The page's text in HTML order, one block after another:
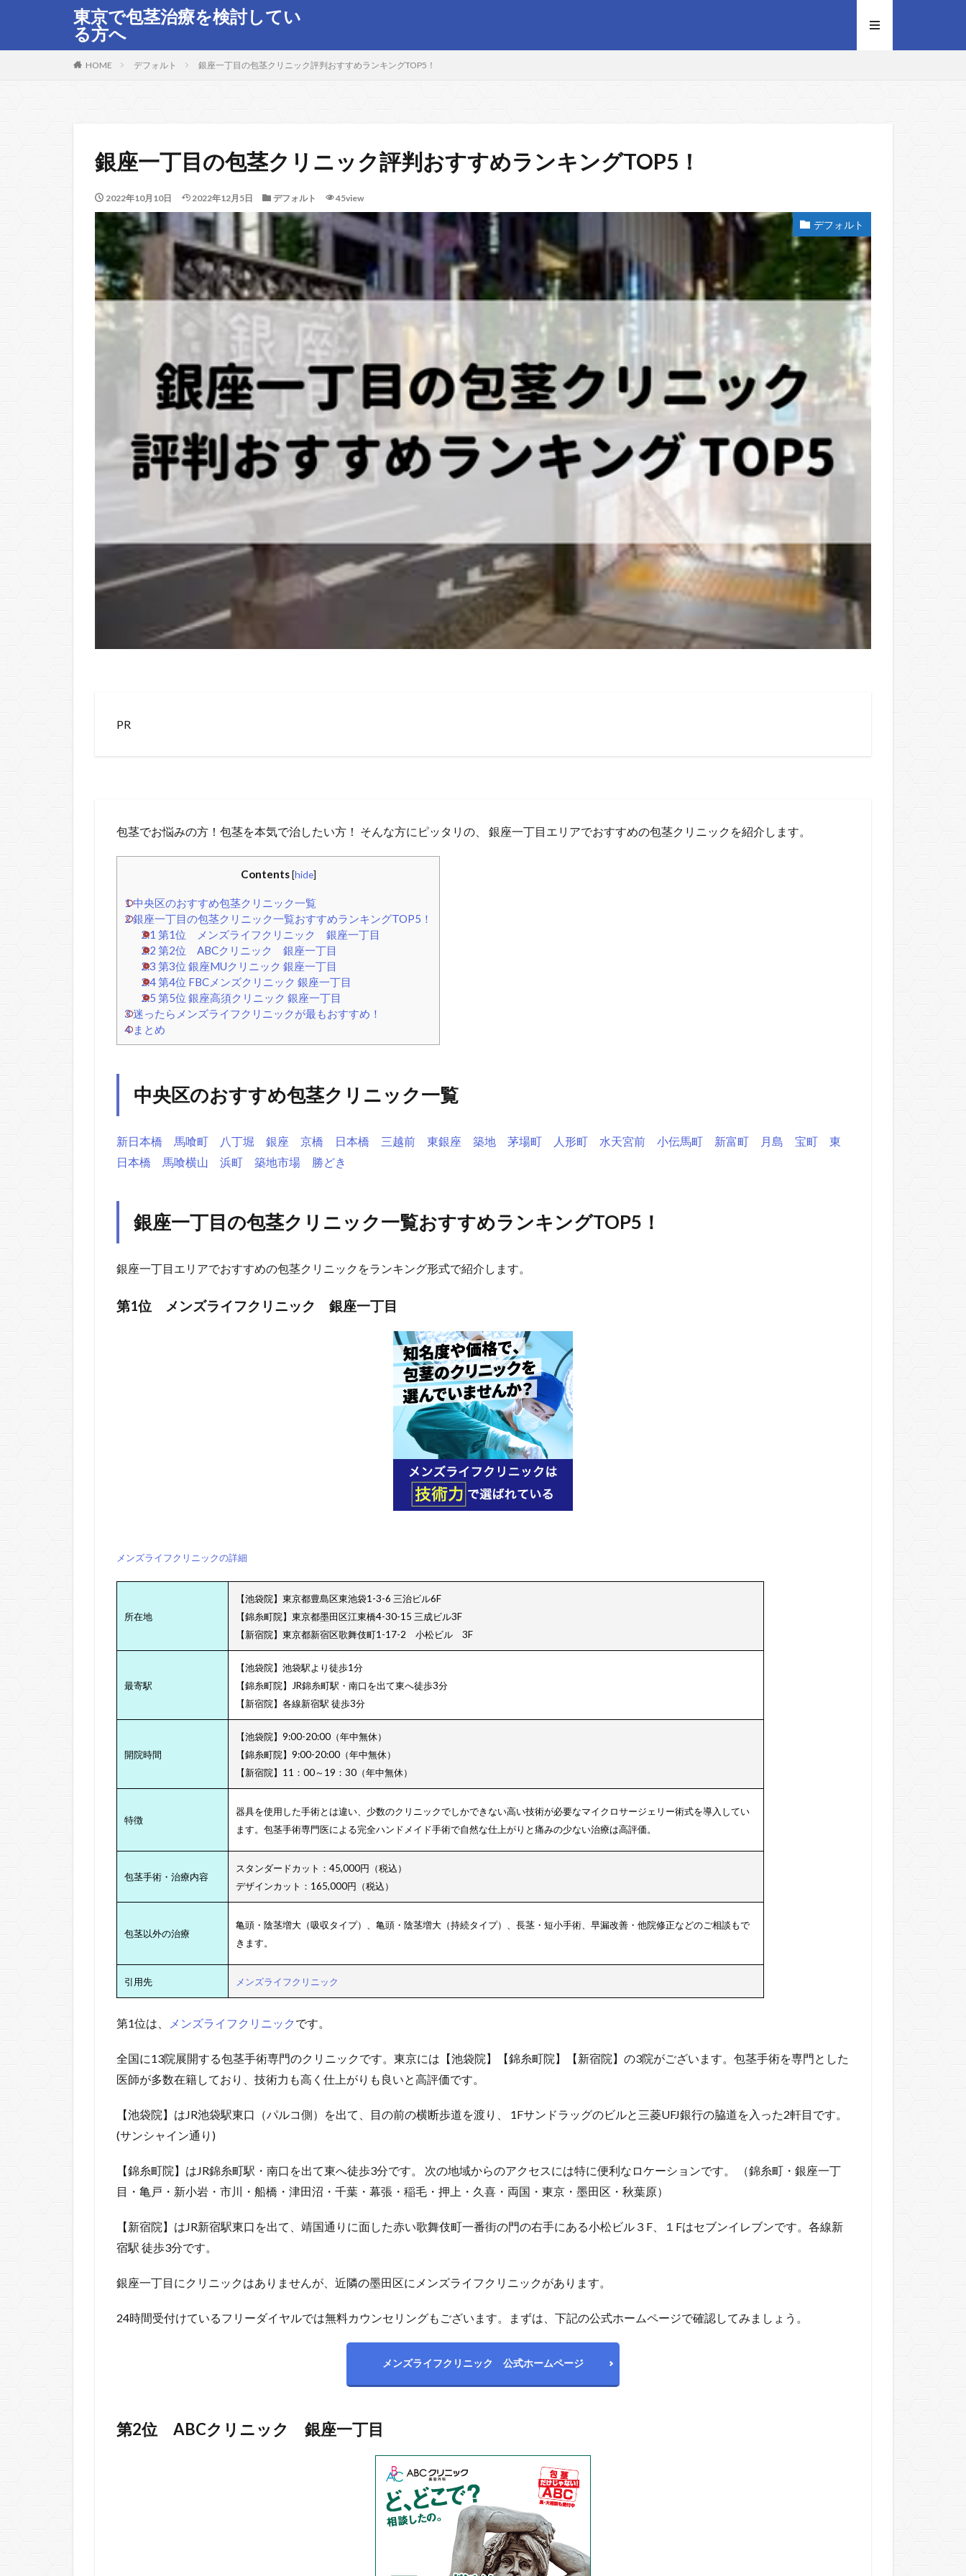
東京で包茎治療を検討してい
る方へ
HOME デフォルト 銀座一丁目の包茎クリニック評判おすすめランキングTOP5！
銀座一丁目の包茎クリニック評判おすすめランキングTOP5！
2022年10月10日 2022年12月5日 デフォルト 45view
デフォルト
PR
包茎でお悩みの方！包茎を本気で治したい方！ そんな方にピッタリの、 銀座一丁目エリアでおすすめの包茎クリニックを紹介します。
Contents [hide]
1中央区のおすすめ包茎クリニック一覧
2銀座一丁目の包茎クリニック一覧おすすめランキングTOP5！
2.1 第1位 メンズライフクリニック 銀座一丁目
2.2 第2位 ABCクリニック 銀座一丁目
2.3 第3位 銀座MUクリニック 銀座一丁目
2.4第4位 FBCメンズクリニック 銀座一丁目
2.5 第5位 銀座高須クリニック 銀座一丁目
3迷ったらメンズライフクリニックが最もおすすめ！
4まとめ
中央区のおすすめ包茎クリニック一覧
新日本橋 馬喰町 八丁堀 銀座 京橋 日本橋 三越前 東銀座 築地 茅場町 人形町 水天宮前 小伝馬町 新富町 月島 宝町
東
日本橋
馬喰横山 浜町 築地市場 勝どき
銀座一丁目の包茎クリニック一覧おすすめランキングTOP5！
銀座一丁目エリアでおすすめの包茎クリニックをランキング形式で紹介します。
第1位 メンズライフクリニック 銀座一丁目
メンズライフクリニックの詳細
所在地
【池袋院】東京都豊島区東池袋1-3-6 三治ビル6F
【錦糸町院】東京都墨田区江東橋4-30-15 三成ビル3F
【新宿院】東京都新宿区歌舞伎町1-17-2 小松ビル 3F
最寄駅
【池袋院】池袋駅より徒歩1分
【錦糸町院】JR錦糸町駅・南口を出て東へ徒歩3分
【新宿院】各線新宿駅 徒歩3分
開院時間
【池袋院】9:00-20:00（年中無休）
【錦糸町院】9:00-20:00（年中無休）
【新宿院】11：00～19：30（年中無休）
特徴
器具を使用した手術とは違い、少数のクリニックでしかできない高い技術が必要なマイクロサージェリー術式を導入してい
ます。包茎手術専門医による完全ハンドメイド手術で自然な仕上がりと痛みの少ない治療は高評価。
包茎手術・治療内容
スタンダードカット：45,000円（税込）
デザインカット：165,000円（税込）
包茎以外の治療
亀頭・陰茎増大（吸収タイプ）、 亀頭・陰茎増大（持続タイプ）、 長茎・短小手術、早漏改善・他院修正などのご相談もで
きます。
引用先 メンズライフクリニック
第1位は、 メンズライフクリニック です。
全国に13院展開する包茎手術専門のクリニックです。東京には【池袋院】【錦糸町院】【新宿院】の3院がございます。包茎手術を専門とした
医師が多数在籍しており、技術力も高く仕上がりも良いと高評価です。
【池袋院】はJR池袋駅東口（パルコ側）を出て、目の前の横断歩道を渡り、 1Fサンドラッグのビルと三菱UFJ銀行の脇道を入った2軒目です。
(サンシャイン通り)
【錦糸町院】はJR錦糸町駅・南口を出て東へ徒歩3分です。 次の地域からのアクセスには特に便利なロケーションです。 （錦糸町・銀座一丁
目・亀戸・新小岩・市川・船橋・津田沼・千葉・幕張・稲毛・押上・久喜・両国・東京・墨田区・秋葉原）
【新宿院】はJR新宿駅東口を出て、靖国通りに面した赤い歌舞伎町一番街の門の右手にある小松ビル３F、１Fはセブンイレブンです。各線新
宿駅 徒歩3分です。
銀座一丁目にクリニックはありませんが、近隣の墨田区にメンズライフクリニックがあります。
24時間受付けているフリーダイヤルでは無料カウンセリングもございます。まずは、下記の公式ホームページで確認してみましょう。
メンズライフクリニック 公式ホームページ
第2位 ABCクリニック 銀座一丁目